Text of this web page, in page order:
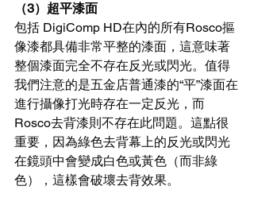
（3）超平漆面
包括 DigiComp HD在內的所有Rosco摳
像漆都具備非常平整的漆面，這意味著
整個漆面完全不存在反光或閃光。值得
我們注意的是五金店普通漆的“平”漆面在
進行攝像打光時存在一定反光，而
Rosco去背漆則不存在此問題。這點很
重要，因為綠色去背幕上的反光或閃光
在鏡頭中會變成白色或黃色（而非綠
色），這樣會破壞去背效果。